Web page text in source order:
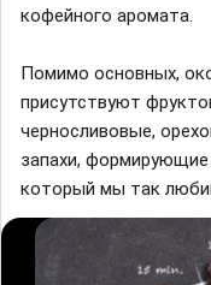
кофейного аромата.
Помимо основных,
присутствуют
черносливовые,
запахи,
который мы так